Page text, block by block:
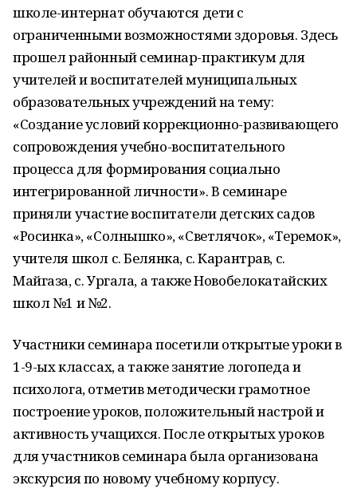
школе-интернат обучаются дети с
ограниченными возможностями здоровья. Здесь
прошел районный семинар-практикум для
учителей и воспитателей муниципальных
образовательных учреждений на тему:
«Создание условий коррекционно-развивающего
сопровождения учебно-воспитательного
процесса для формирования социально
интегрированной личности». В семинаре
приняли участие воспитатели детских садов
«Росинка», «Солнышко», «Светлячок», «Теремок»,
учителя школ с. Белянка, с. Карантрав, с.
Майгаза, с. Ургала, а также Новобелокатайских
школ №1 и №2.
Участники семинара посетили открытые уроки в
1-9-ых классах, а также занятие логопеда и
психолога, отметив методически грамотное
построение уроков, положительный настрой и
активность учащихся. После открытых уроков
для участников семинара была организована
экскурсия по новому учебному корпусу.